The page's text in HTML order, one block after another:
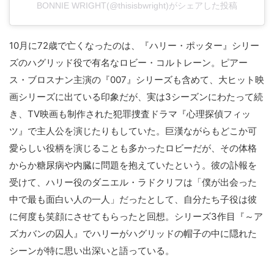
BONNIE WRIGHT(@thisisbwright)がシェアした投稿
10月に72歳で亡くなったのは、『ハリー・ポッター』シリー
ズのハグリッド役で有名なロビー・コルトレーン。ピアー
ス・ブロスナン主演の『007』シリーズも含めて、大ヒット映
画シリーズに出ている印象だが、実は3シーズンにわたって続
き、TV映画も制作された犯罪捜査ドラマ『心理探偵フィッ
ツ』で主人公を演じたりもしていた。巨漢ながらもどこか可
愛らしい役柄を演じることも多かったロビーだが、その体格
からか糖尿病や内臓に問題を抱えていたという。彼の訃報を
受けて、ハリー役のダニエル・ラドクリフは「僕が出会った
中で最も面白い人の一人」だったとして、自分たち子役は彼
に何度も笑顔にさせてもらったと回想。シリーズ3作目『～ア
ズカバンの囚人』でハリーがハグリッドの帽子の中に隠れた
シーンが特に思い出深いと語っている。